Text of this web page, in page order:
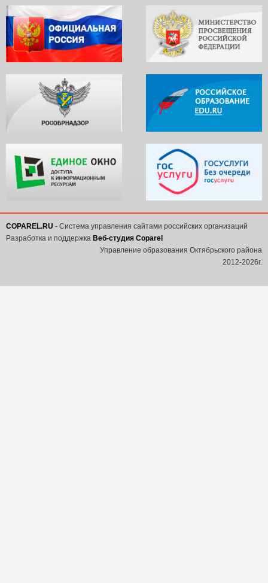
COPAREL.RU - Система управления сайтами российских организаций
Разработка и поддержка Веб-студия Coparel
Управление образования Октябрьского района
2012-2026г.